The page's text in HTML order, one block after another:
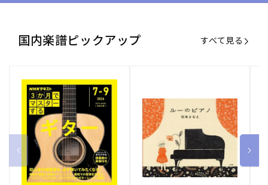
国内楽譜ピックアップ すべて見る